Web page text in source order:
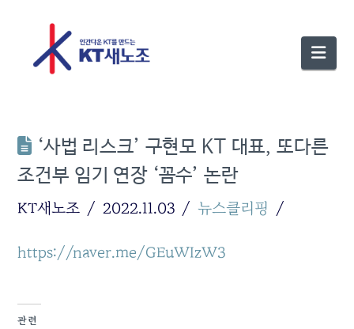
‘사법 리스크’ 구현모 KT 대표, 또다른
조건부 임기 연장 ‘꼼수’ 논란
KT새노조 2022.11.03 뉴스클리핑
https://naver.me/GEuWIzW3
관련